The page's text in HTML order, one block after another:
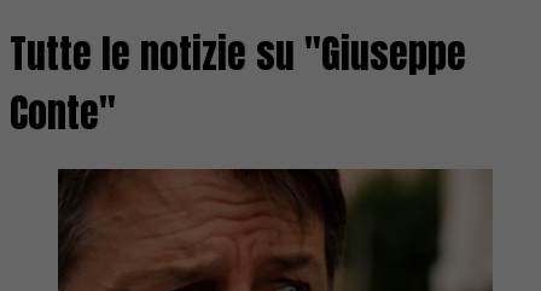
Tutte le notizie su "Giuseppe
Conte"